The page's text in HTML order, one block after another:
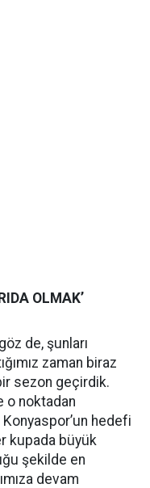
OLMAK’
de, şunları
zaman biraz
sezon geçirdik.
o noktadan
Konyaspor’un hedefi
kupada büyük
şekilde en
devam